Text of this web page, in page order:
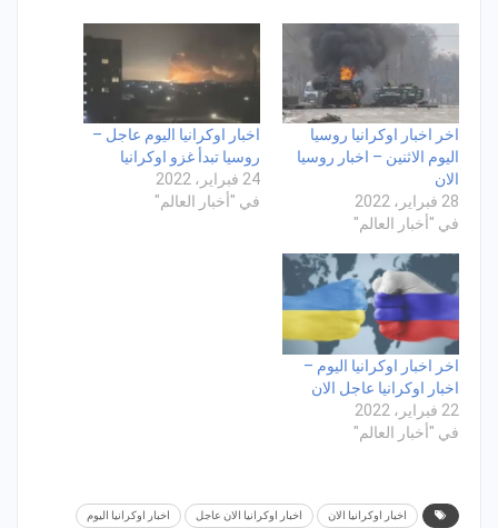
اخر اخبار اوكرانيا روسيا
اليوم الاثنين – اخبار روسيا
الان
28 فبراير، 2022
في "أخبار العالم"
اخبار اوكرانيا اليوم عاجل –
روسيا تبدأ غزو اوكرانيا
24 فبراير، 2022
في "أخبار العالم"
اخر اخبار اوكرانيا اليوم –
اخبار اوكرانيا عاجل الان
22 فبراير، 2022
في "أخبار العالم"
اخبار اوكرانيا الان اخبار اوكرانيا الان عاجل اخبار اوكرانيا اليوم